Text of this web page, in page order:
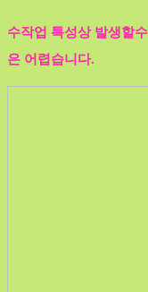
수작업 특성상 발생할
은 어렵습니다.